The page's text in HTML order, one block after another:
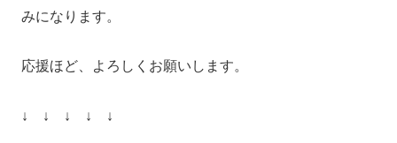
みになります。
応援ほど、よろしくお願いします。
↓ ↓ ↓ ↓ ↓